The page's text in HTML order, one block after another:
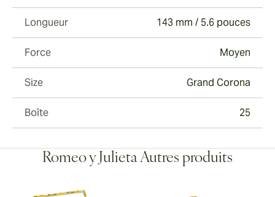
Longueur 143 mm / 5.6 pouces
Force Moyen
Size Grand Corona
Boîte 25
Romeo y Julieta Autres produits